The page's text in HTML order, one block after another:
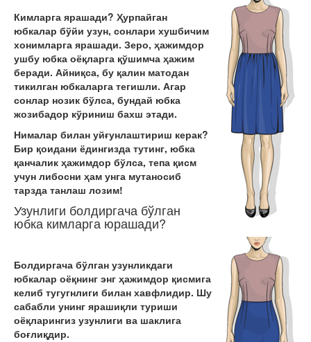
Кимларга ярашади? Ҳурпайган
юбкалар бўйи узун, сонлари хушбичим
хонимларга ярашади. Зеро, ҳажимдор
ушбу юбка оёқларга қўшимча ҳажим
беради. Айниқса, бу қалин матодан
тикилган юбкаларга тегишли. Агар
сонлар нозик бўлса, бундай юбка
жозибадор кўриниш бахш этади.
Нималар билан уйғунлаштириш керак?
Бир қоидани ёдингизда тутинг, юбка
қанчалик ҳажимдор бўлса, тепа қисм
учун либосни ҳам унга мутаносиб
тарзда танлаш лозим!
Узунлиги болдиргача бўлган
юбка кимларга юрашади?
Болдиргача бўлган узунликдаги
юбкалар оёқнинг энг ҳажимдор қисмига
келиб тугугнлиги билан хавфлидир. Шу
сабабли унинг ярашиқли туриши
оёқларингиз узунлиги ва шаклига
боғлиқдир.